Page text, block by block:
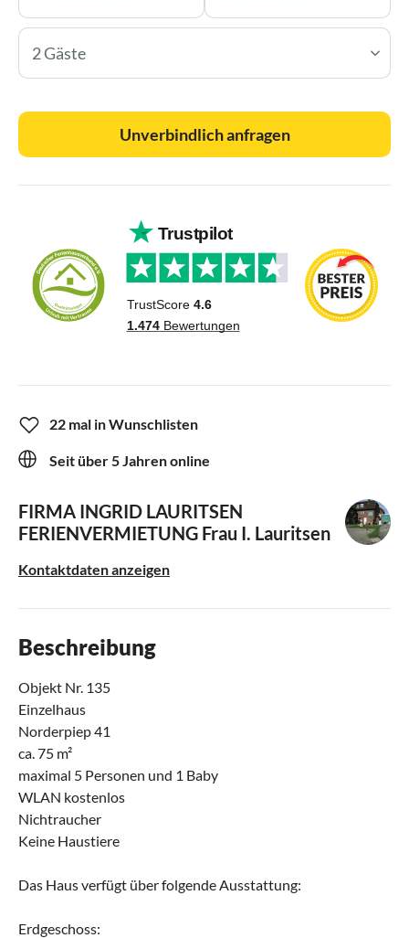
2 Gäste
Unverbindlich anfragen
22 mal in Wunschlisten
Seit über 5 Jahren online
FIRMA INGRID LAURITSEN
FERIENVERMIETUNG Frau I. Lauritsen
Kontaktdaten anzeigen
Beschreibung
Objekt Nr. 135
Einzelhaus
Norderpiep 41
ca. 75 m²
maximal 5 Personen und 1 Baby
WLAN kostenlos
Nichtraucher
Keine Haustiere
Das Haus verfügt über folgende Ausstattung:
Erdgeschoss: